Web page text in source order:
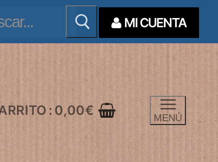
MI CUENTA
: 0,00€ MENÚ